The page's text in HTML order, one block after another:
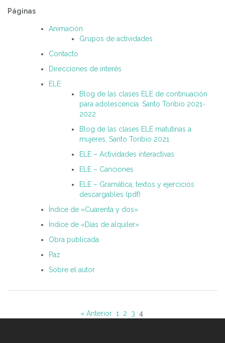
Páginas
Animación
Grupos de actividades
Contacto
Direcciones de interés
ELE
Blog de las clases ELE de continuación
para adolescencia. Santo Toribio 2021-
2022
Blog de las clases ELE matutinas a
mujeres, Santo Toribio 2021
ELE – Actividades interactivas
ELE – Canciones
ELE – Gramática, textos y ejercicios
descargables (pdf)
Índice de «Cuarenta y dos»
Índice de «Días de alquiler»
Obra publicada
Paz
Sobre el autor
« Anterior 1 2 3 4